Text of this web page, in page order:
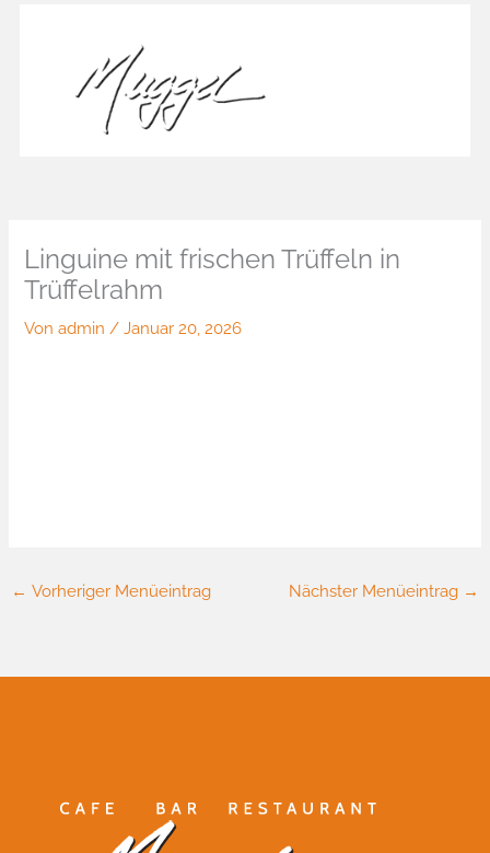
Linguine mit frischen Trüffeln in
Trüffelrahm
Vonadmin /Januar 20, 2026
← Vorheriger Menüeintrag Nächster Menüeintrag →